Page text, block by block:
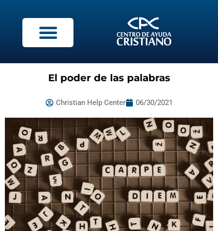
El poder de las palabras
Christian Help Center 06/30/2021